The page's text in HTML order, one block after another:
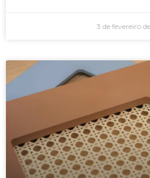
3 de fevereiro